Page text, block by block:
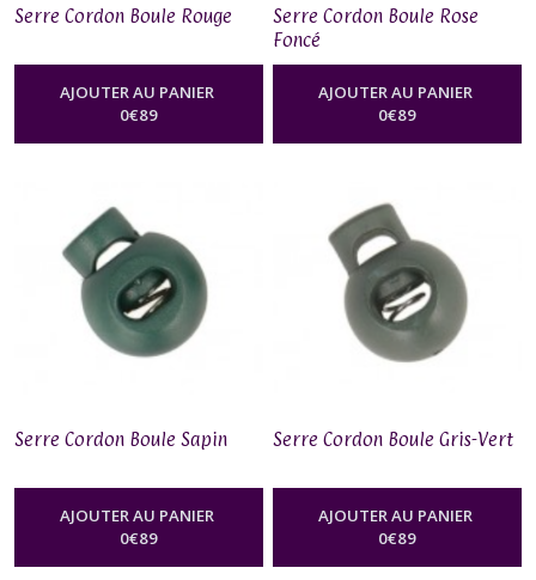
Serre Cordon Boule Rouge
AJOUTER AU PANIER
0€89
Serre Cordon Boule Rose
Foncé
AJOUTER AU PANIER
0€89
Serre Cordon Boule Sapin
AJOUTER AU PANIER
0€89
Serre Cordon Boule Gris-Vert
AJOUTER AU PANIER
0€89